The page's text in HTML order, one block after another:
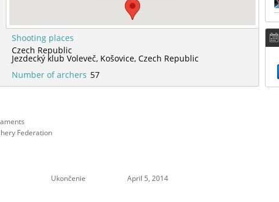
Shooting places
Czech Republic
Jezdecký klub Voleveč, Košovice,Czech Republic
Number of archers 57
Federation
Ukončenie
April 5, 2014